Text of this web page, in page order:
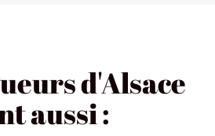
d'Alsace
aussi :